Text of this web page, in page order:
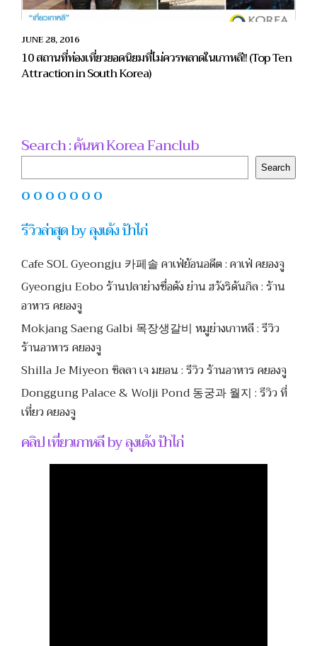
JUNE 28, 2016
10 สถานที่ท่องเที่ยวยอดนิยมที่ไม่ควรพลาดในเกาหลี!! (Top Ten
Attraction in South Korea)
Search : ค้นหา Korea Fanclub
Search Search
O O O O O O O
รีวิวล่าสุด by ลุงเด้ง ป้าไก่
Cafe SOL Gyeongju 카페솔 คาเฟ่ย้อนอดีต : คาเฟ่ คยองจู
Gyeongju Eobo ร้านปลาย่างชื่อดัง ย่าน ฮวังริดันกิล : ร้าน
อาหาร คยองจู
Mokjang Saeng Galbi 목장생갈비 หมูย่างเกาหลี : รีวิว
ร้านอาหาร คยองจู
Shilla Je Miyeon ชิลลา เจ มยอน : รีวิว ร้านอาหาร คยองจู
Donggung Palace & Wolji Pond 동궁과 월지 : รีวิว ที่
เที่ยว คยองจู
คลิป เที่ยวเกาหลี by ลุงเด้ง ป้าไก่